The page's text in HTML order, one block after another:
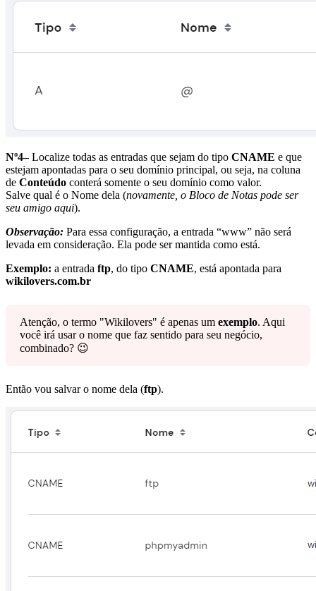
Nº4–Localize todas as entradas que sejam do tipo CNAME e que
estejam apontadas para o seu domínio principal, ou seja, na coluna
de Conteúdo conterá somente o seu domínio como valor.
Salve qual é o Nome dela (novamente, o Bloco de Notas pode ser
seu amigo aqui).
Observação: Para essa configuração, a entrada “www” não será
levada em consideração. Ela pode ser mantida como está.
Exemplo: a entrada ftp, do tipo CNAME, está apontada para
wikilovers.com.br
Atenção, o termo "Wikilovers" é apenas um exemplo. Aqui
você irá usar o nome que faz sentido para seu negócio,
combinado? 😉
Então vou salvar o nome dela (ftp).